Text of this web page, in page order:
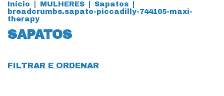
Início MULHERES Sapatos
breadcrumbs.sapato-piccadilly-744105-maxi-
therapy
SAPATOS
FILTRAR E ORDENAR